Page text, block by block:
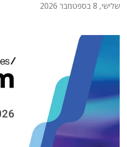
שלישי, 8 בספטמבר 2026